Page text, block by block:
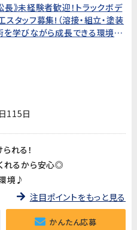
長》未経験者歓迎！トラックボデ
スタッフ募集!（溶接・組立・塗装
を学びながら成長できる環境で
115日
れる！
れるから安心◎
境♪
注目ポイントをもっと見る
かんたん応募